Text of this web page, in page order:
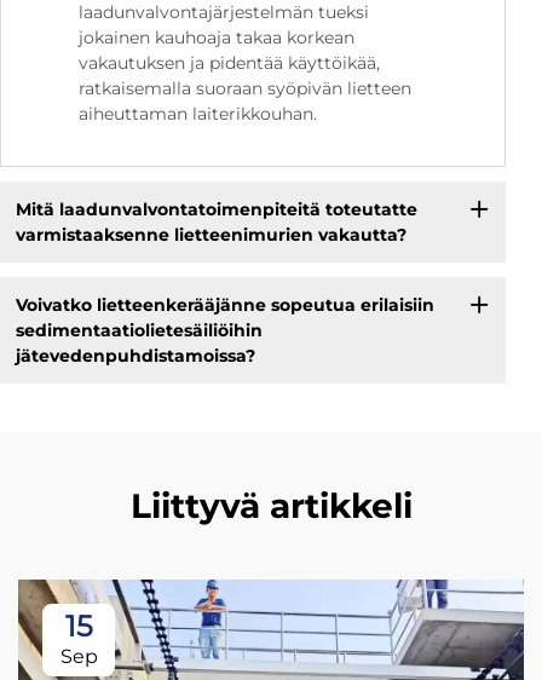
laadunvalvontajärjestelmän tueksi
jokainen kauhoaja takaa korkean
vakautuksen ja pidentää käyttöikää,
ratkaisemalla suoraan syöpivän lietteen
aiheuttaman laiterikkouhan.
Mitä laadunvalvontatoimenpiteitä toteutatte
varmistaaksenne lietteenimurien vakautta?
Voivatko lietteenkerääjänne sopeutua erilaisiin
sedimentaatiolietesäiliöihin
jätevedenpuhdistamoissa?
Liittyvä artikkeli
15
Sep